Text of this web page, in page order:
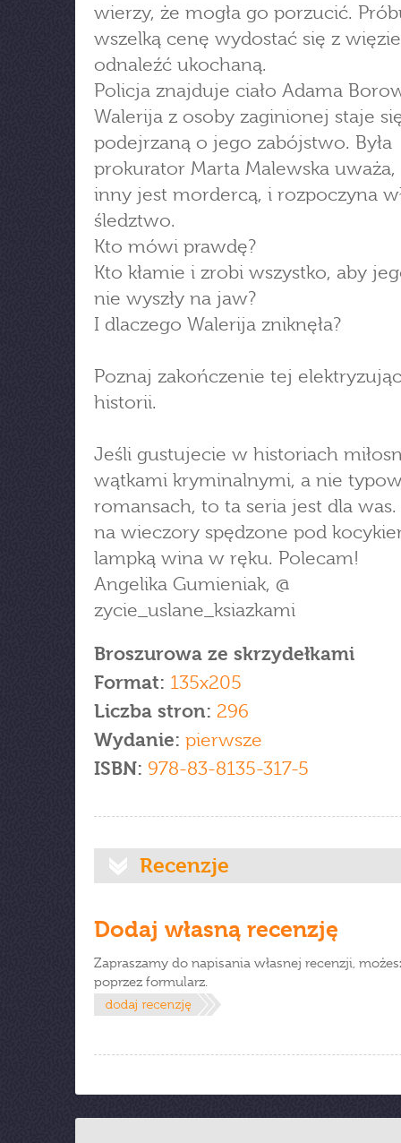
wierzy, że mogła go porzucić.
wszelką cenę wydostać się z
odnaleźć ukochaną.
Policja znajduje ciało Adama
Walerija z osoby zaginionej staje
podejrzaną o jego zabójstwo. Była
prokurator Marta Malewska uważa,
inny jest mordercą, i rozpoczyna
śledztwo.
Kto mówi prawdę?
Kto kłamie i zrobi wszystko, aby
nie wyszły na jaw?
I dlaczego Walerija zniknęła?
Poznaj zakończenie tej
historii.
Jeśli gustujecie w historiach
wątkami kryminalnymi, a nie
romansach, to ta seria jest dla
na wieczory spędzone pod
lampką wina w ręku. Polecam!
Angelika Gumieniak, @
zycie_uslane_ksiazkami
Broszurowa ze skrzydełkami
Format: 135x205
Liczba stron: 296
Wydanie: pierwsze
ISBN: 978-83-8135-317-5
Recenzje
Dodaj własną recenzję
Zapraszamy do napisania własnej recenzji,
poprzez formularz.